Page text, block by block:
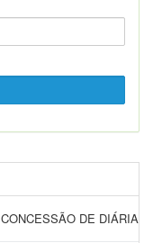
CONCESSÃO DE DIÁRIAS